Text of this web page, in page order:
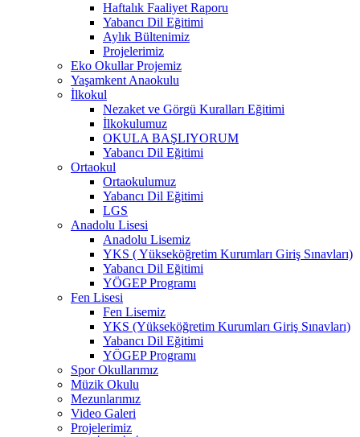
Haftalık Faaliyet Raporu
Yabancı Dil Eğitimi
Aylık Bültenimiz
Projelerimiz
Eko Okullar Projemiz
Yaşamkent Anaokulu
İlkokul
Nezaket ve Görgü Kuralları Eğitimi
İlkokulumuz
OKULA BAŞLIYORUM
Yabancı Dil Eğitimi
Ortaokul
Ortaokulumuz
Yabancı Dil Eğitimi
LGS
Anadolu Lisesi
Anadolu Lisemiz
YKS ( Yükseköğretim Kurumları Giriş Sınavları)
Yabancı Dil Eğitimi
YÖGEP Programı
Fen Lisesi
Fen Lisemiz
YKS (Yükseköğretim Kurumları Giriş Sınavları)
Yabancı Dil Eğitimi
YÖGEP Programı
Spor Okullarımız
Müzik Okulu
Mezunlarımız
Video Galeri
Projelerimiz